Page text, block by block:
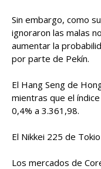
Sin embargo, como
ignoraron las malas
aumentar la
por parte de Pekín.
El Hang Seng de
mientras que el
0,4% a 3.361,98.
El Nikkei 225 de
Los mercados de